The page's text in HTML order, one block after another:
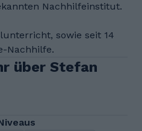
Nachhilfeinstitut.
sowie seit 14
Nachhilfe.
über Stefan